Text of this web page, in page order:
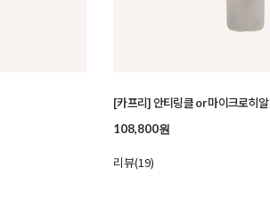
[카프리] 안티링클 or 마이크로히알
108,800원
리뷰(19)